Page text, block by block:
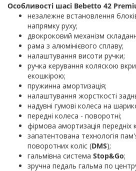
Особливості шасі Bebetto 42
незалежне встановлення
напрямку руху;
двокроковий механізм
рама з алюмінієвого сплаву;
налаштування висоти ручки;
ручка керування коляскою
екошкірою;
пружинна амортизація;
налаштування жорсткості
надувні гумові колеса на
передні колеса - поворотні;
фірмова амортизація передніх
запатентована технологія
поворотних коліс (DMS);
гальмівна система Stop&Go;
зручна педаль гальма по